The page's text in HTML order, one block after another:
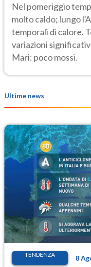
Nel pomeriggio
molto caldo; lungo
temporali di calore.
variazioni
Mari: poco mossi.
Ultime news
TENDENZA 8